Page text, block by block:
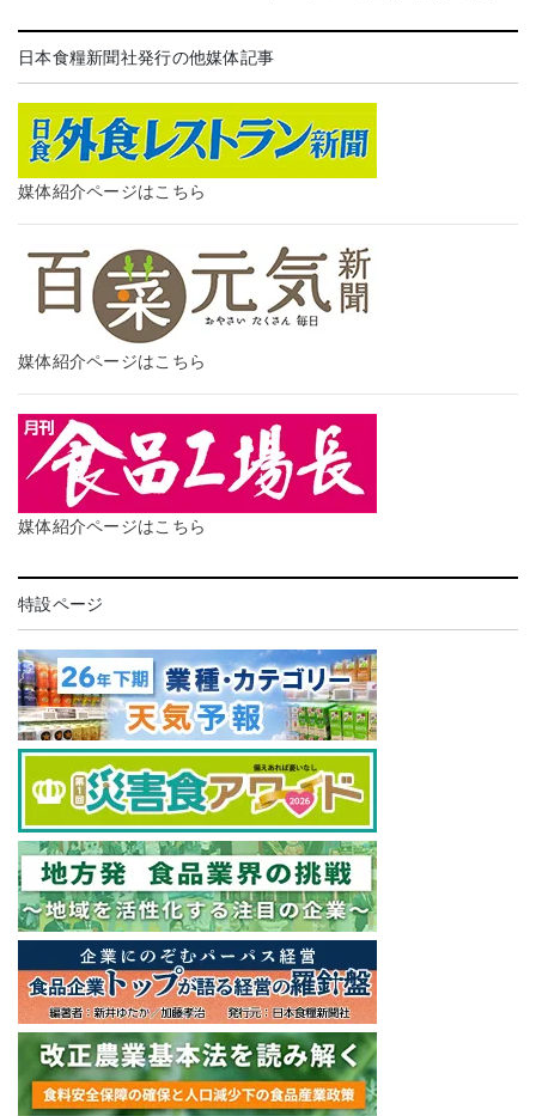
日本食糧新聞社発行の他媒体記事
媒体紹介ページはこちら
媒体紹介ページはこちら
媒体紹介ページはこちら
特設ページ